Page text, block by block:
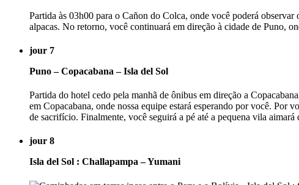
Partida às 03h00 para o Cañon do Colca, onde você poderá
alpacas. No retorno, você continuará em direção à cidade de Puno,
jour 7
Puno – Copacabana – Isla del Sol
Partida do hotel cedo pela manhã de ônibus em direção a
em Copacabana, onde nossa equipe estará esperando por você. Por
de sacrifício. Finalmente, você seguirá a pé até a pequena vila
jour 8
Isla del Sol : Challapampa – Yumani